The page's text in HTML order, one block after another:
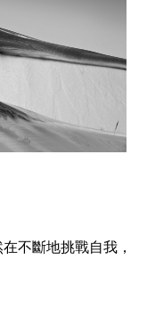
不斷地挑戰自我，